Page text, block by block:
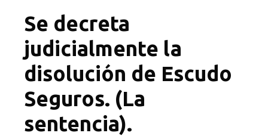
Se decreta
judicialmente la
disolución de Escudo
Seguros. (La
sentencia).